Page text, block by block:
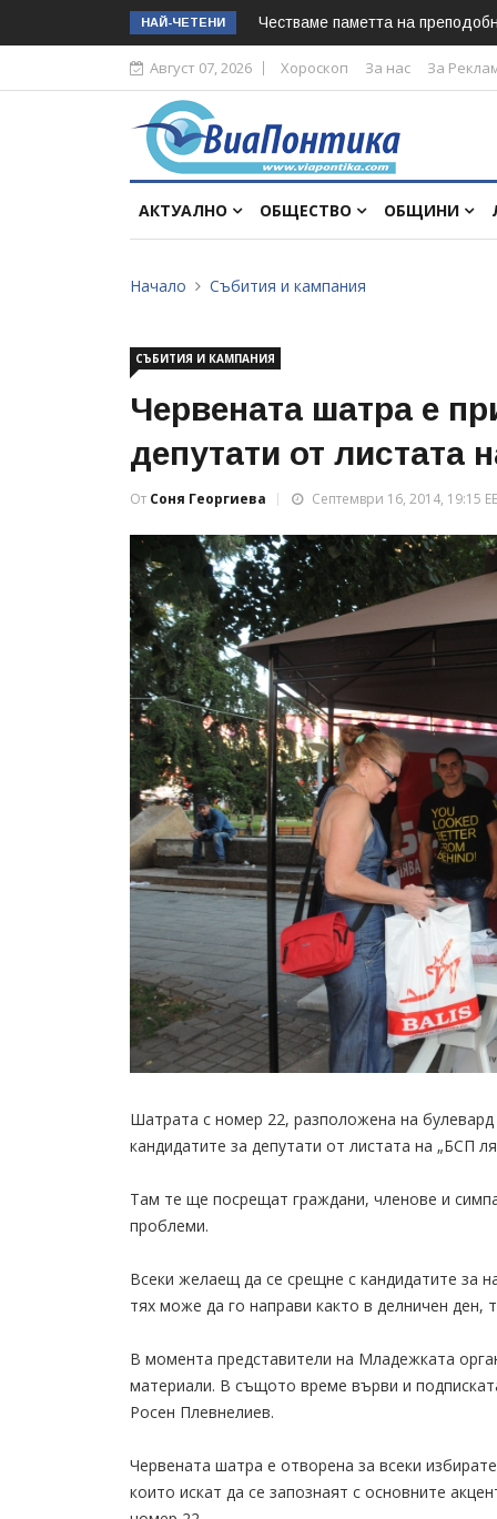
НАЙ-ЧЕТЕНИ Честваме паметта на
Август 07, 2026 Хороскоп За нас За
АКТУАЛНО ОБЩЕСТВО ОБЩИНИ
Начало Събития и кампания
СЪБИТИЯ И КАМПАНИЯ
Червената шатра е
депутати от листата
От Соня Георгиева Септември 16, 2014, 19:15
Шатрата с номер 22, разположена на
кандидатите за депутати от листата на „БСП
Там те ще посрещат граждани, членове и
проблеми.
Всеки желаещ да се срещне с кандидатите за
тях може да го направи както в делничен ден,
В момента представители на Младежката
материали. В същото време върви и
Росен Плевнелиев.
Червената шатра е отворена за всеки
които искат да се запознаят с основните